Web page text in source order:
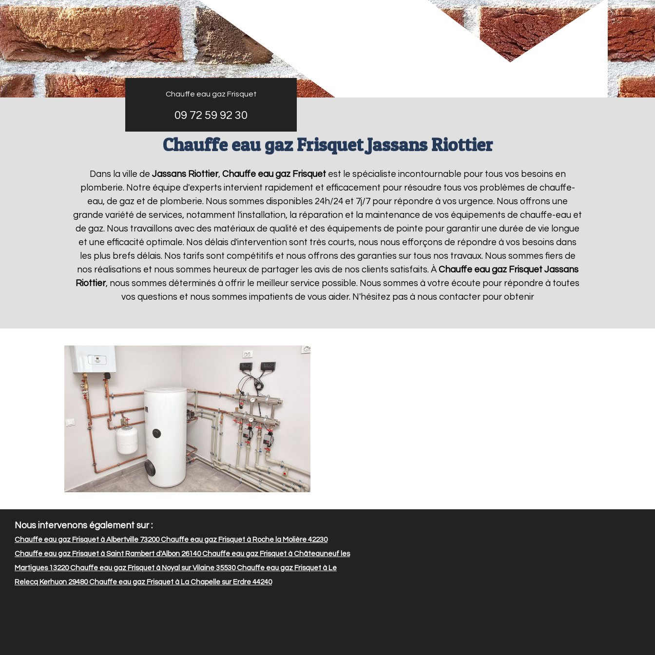
Chauffe eau gaz Frisquet
09 72 59 92 30
Chauffe eau gaz Frisquet Jassans Riottier
Dans la ville de Jassans Riottier, Chauffe eau gaz Frisquetest le spécialiste incontournable pour tous vos besoins en
plomberie. Notre équipe d'experts intervient rapidement et efficacement pour résoudre tous vos problèmes de chauffe-
eau, de gaz et de plomberie. Nous sommes disponibles 24h/24 et 7j/7 pour répondre à vos urgence. Nous offrons une
grande variété de services, notamment l'installation, la réparation et la maintenance de vos équipements de chauffe-eau et
de gaz. Nous travaillons avec des matériaux de qualité et des équipements de pointe pour garantir une durée de vie longue
et une efficacité optimale. Nos délais d'intervention sont très courts, nous nous efforçons de répondre à vos besoins dans
les plus brefs délais. Nos tarifs sont compétitifs et nous offrons des garanties sur tous nos travaux. Nous sommes fiers de
nos réalisations et nous sommes heureux de partager les avis de nos clients satisfaits. ÀChauffe eau gaz Frisquet Jassans
Riottier, nous sommes déterminés à offrir le meilleur service possible. Nous sommes à votre écoute pour répondre à toutes
vos questions et nous sommes impatients de vous aider. N'hésitez pas à nous contacter pour obtenir
Nous intervenons également sur :
Chauffe eau gaz Frisquet à Albertville 73200Chauffe eau gaz Frisquet à Roche la Molière 42230
Chauffe eau gaz Frisquet à Saint Rambert d'Albon 26140Chauffe eau gaz Frisquet à Châteauneuf les
Martigues 13220Chauffe eau gaz Frisquet à Noyal sur Vilaine 35530Chauffe eau gaz Frisquet à Le
Relecq Kerhuon 29480Chauffe eau gaz Frisquet à La Chapelle sur Erdre 44240